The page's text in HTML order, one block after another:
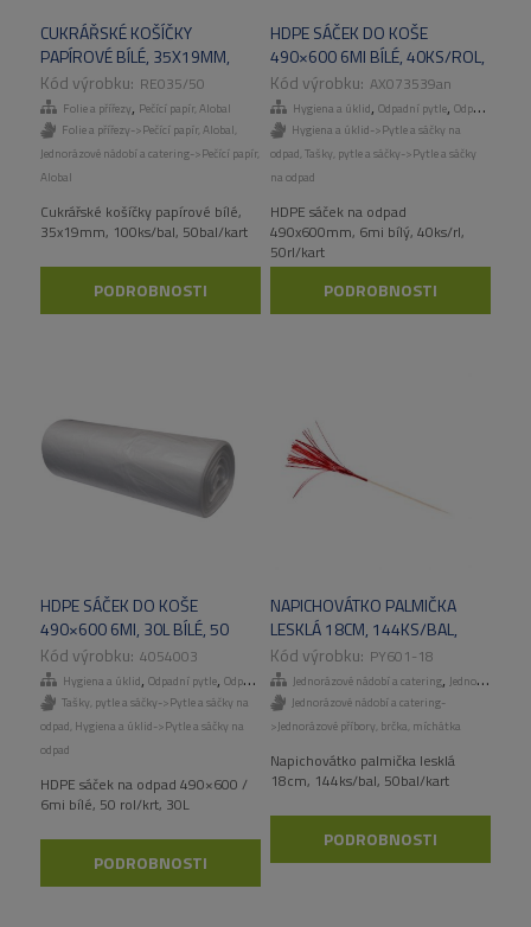
CUKRÁŘSKÉ KOŠÍČKY
PAPÍROVÉ BÍLÉ, 35X19MM,
100KS/BAL, 50BAL/KART
RE035/50
Folie a přířezy, Pečící papír, Alobal
Folie a přířezy->Pečící papír, Alobal
Jednorázové nádobí a catering->Pečící papír,
Alobal
Cukrářské košíčky papírové bílé,
35x19mm, 100ks/bal, 50bal/kart
PODROBNOSTI
HDPE SÁČEK DO KOŠE
490×600 6MI BÍLÉ, 40KS/ROL,
50ROL/KART. AX073539an
Hygiena a úklid, Odpadní pytle, Odpadní pytle
Hygiena a úklid->Pytle a sáčky na
odpad Tašky, pytle a sáčky->Pytle a sáčky
na odpad
HDPE sáček na odpad
490x600mm, 6mi bílý, 40ks/rl,
50rl/kart
PODROBNOSTI
HDPE SÁČEK DO KOŠE
490×600 6MI, 30L BÍLÉ, 50
ROL/KART
4054003
Hygiena a úklid, Odpadní pytle, Odpadní pytle ,Tašky, pytle a sáčky
Tašky, pytle a sáčky->Pytle a sáčky na
odpad, Hygiena a úklid->Pytle a sáčky na
odpad
HDPE sáček na odpad 490×600 /
6mi bílé, 50 rol/krt, 30L
PODROBNOSTI
NAPICHOVÁTKO PALMIČKA
LESKLÁ 18CM, 144KS/BAL,
50BAL/KART PY601-18
Jednorázové nádobí a catering, Jednorázové příbory, brčka, míchátka
Jednorázové nádobí a catering-
>Jednorázové příbory, brčka, míchátka
Napichovátko palmička lesklá
18cm, 144ks/bal, 50bal/kart
PODROBNOSTI